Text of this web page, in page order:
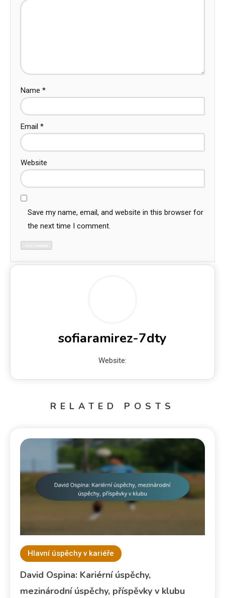
Name *
Email *
Website
Save my name, email, and website in this browser for
the next time I comment.
sofiaramirez-7dty
Website:
RELATED POSTS
Hlavní úspěchy v kariéře
David Ospina: Kariérní úspěchy,
mezinárodní úspěchy, příspěvky v klubu